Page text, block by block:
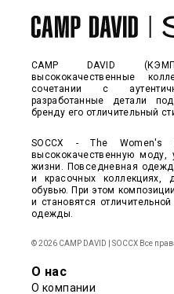
CAMP DAVID
высококачественные
сочетании с
разработанные детали
бренду его отличительный
SOCCX - The Women's
высококачественную моду,
жизни. Повседневная
и красочных коллекциях,
обувью. При этом
и становятся
одежды.
© 2026 CAMP DAVID | SOCCX Все
О нас
О компании